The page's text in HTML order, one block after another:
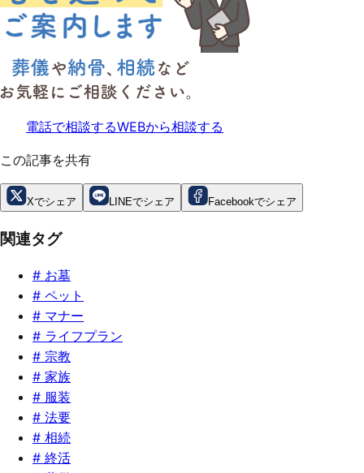
電話で相談するWEBから相談する
この記事を共有
Xでシェア LINEでシェア Facebookでシェア
関連タグ
#お墓
#ペット
#マナー
#ライフプラン
#宗教
#家族
#服装
#法要
#相続
#終活